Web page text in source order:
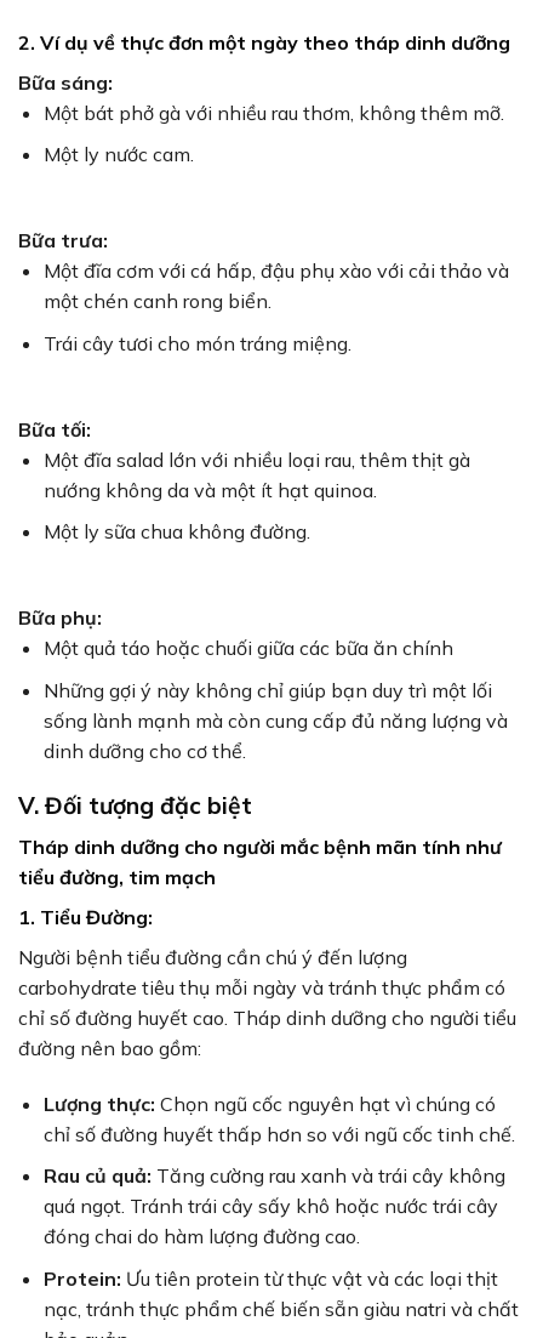
2. Ví dụ về thực đơn một ngày theo tháp dinh dưỡng
Bữa sáng:
Một bát phở gà với nhiều rau thơm, không thêm mỡ.
Một ly nước cam.
Bữa trưa:
Một đĩa cơm với cá hấp, đậu phụ xào với cải thảo và
một chén canh rong biển.
Trái cây tươi cho món tráng miệng.
Bữa tối:
Một đĩa salad lớn với nhiều loại rau, thêm thịt gà
nướng không da và một ít hạt quinoa.
Một ly sữa chua không đường.
Bữa phụ:
Một quả táo hoặc chuối giữa các bữa ăn chính
Những gợi ý này không chỉ giúp bạn duy trì một lối
sống lành mạnh mà còn cung cấp đủ năng lượng và
dinh dưỡng cho cơ thể.
V. Đối tượng đặc biệt
Tháp dinh dưỡng cho người mắc bệnh mãn tính như
tiểu đường, tim mạch
1. Tiểu Đường:
Người bệnh tiểu đường cần chú ý đến lượng
carbohydrate tiêu thụ mỗi ngày và tránh thực phẩm có
chỉ số đường huyết cao. Tháp dinh dưỡng cho người tiểu
đường nên bao gồm:
Lượng thực: Chọn ngũ cốc nguyên hạt vì chúng có
chỉ số đường huyết thấp hơn so với ngũ cốc tinh chế.
Rau củ quả: Tăng cường rau xanh và trái cây không
quá ngọt. Tránh trái cây sấy khô hoặc nước trái cây
đóng chai do hàm lượng đường cao.
Protein: Ưu tiên protein từ thực vật và các loại thịt
nạc, tránh thực phẩm chế biến sẵn giàu natri và chất